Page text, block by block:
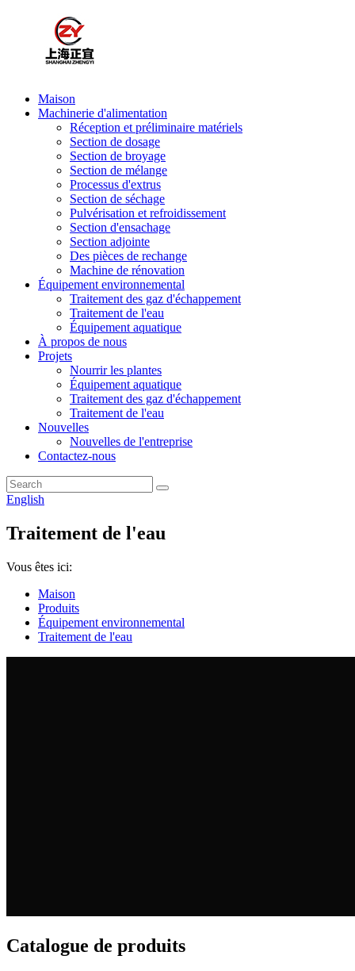
Maison
Machinerie d'alimentation
Réception et préliminaire matériels
Section de dosage
Section de broyage
Section de mélange
Processus d'extrus
Section de séchage
Pulvérisation et refroidissement
Section d'ensachage
Section adjointe
Des pièces de rechange
Machine de rénovation
Équipement environnemental
Traitement des gaz d'échappement
Traitement de l'eau
Équipement aquatique
À propos de nous
Projets
Nourrir les plantes
Équipement aquatique
Traitement des gaz d'échappement
Traitement de l'eau
Nouvelles
Nouvelles de l'entreprise
Contactez-nous
English
Traitement de l'eau
Vous êtes ici:
Maison
Produits
Équipement environnemental
Traitement de l'eau
Catalogue de produits